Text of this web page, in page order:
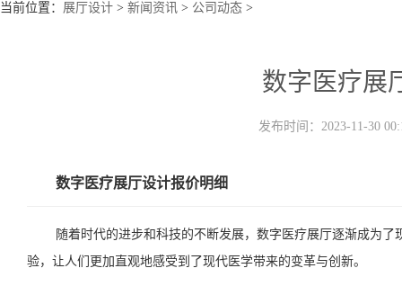
当前位置： 展厅设计 > 新闻资讯 > 公司动态 >
数字医疗展
发布时间：2023-11-30
数字医疗展厅设计报价明细
随着时代的进步和科技的不断发展，数字医疗展厅逐渐成为
验，让人们更加直观地感受到了现代医学带来的变革与创新。